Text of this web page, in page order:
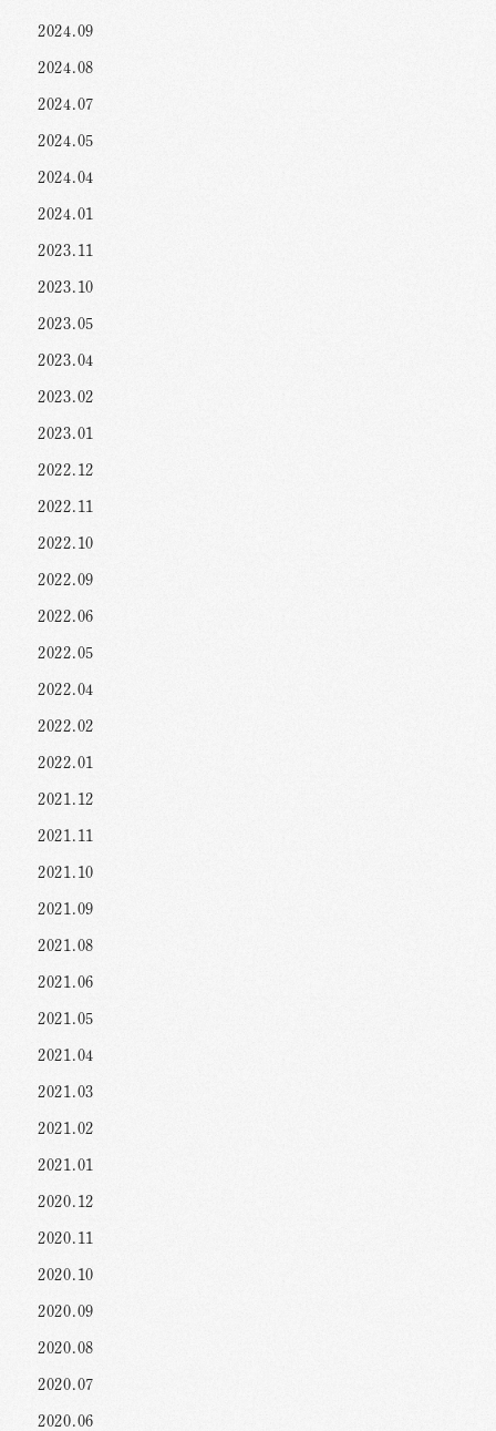
2024.09
2024.08
2024.07
2024.05
2024.04
2024.01
2023.11
2023.10
2023.05
2023.04
2023.02
2023.01
2022.12
2022.11
2022.10
2022.09
2022.06
2022.05
2022.04
2022.02
2022.01
2021.12
2021.11
2021.10
2021.09
2021.08
2021.06
2021.05
2021.04
2021.03
2021.02
2021.01
2020.12
2020.11
2020.10
2020.09
2020.08
2020.07
2020.06